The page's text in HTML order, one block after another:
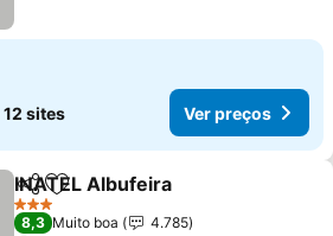
12 sites Ver preços
PartilharAdicionar aos favoritos
INATEL Albufeira
3 Estrelas
8,3 Muito boa
4.785